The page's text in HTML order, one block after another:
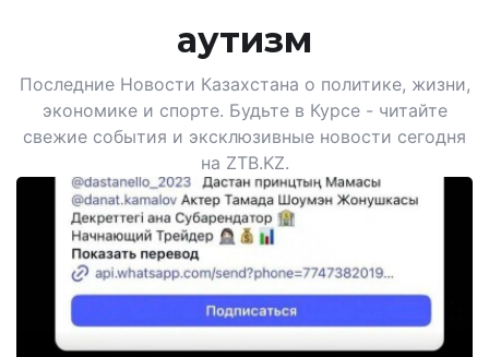
аутизм
Последние Новости Казахстана о политике, жизни,
экономике и спорте. Будьте в Курсе - читайте
свежие события и эксклюзивные новости сегодня
на ZTB.KZ.